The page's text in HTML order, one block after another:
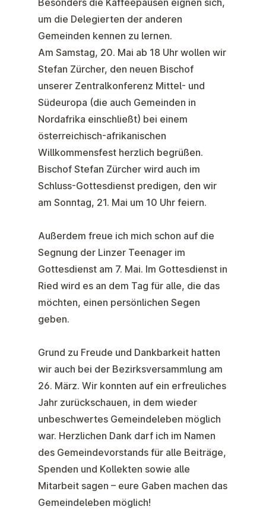
um die Delegierten der anderen
Gemeinden kennen zu lernen.
Am Samstag, 20. Mai ab 18 Uhr wollen wir
Stefan Zürcher, den neuen Bischof
unserer Zentralkonferenz Mittel- und
Südeuropa (die auch Gemeinden in
Nordafrika einschließt) bei einem
österreichisch-afrikanischen
Willkommensfest herzlich begrüßen.
Bischof Stefan Zürcher wird auch im
Schluss-Gottesdienst predigen, den wir
am Sonntag, 21. Mai um 10 Uhr feiern.
Außerdem freue ich mich schon auf die
Segnung der Linzer Teenager im
Gottesdienst am 7. Mai. Im Gottesdienst in
Ried wird es an dem Tag für alle, die das
möchten, einen persönlichen Segen
geben.
Grund zu Freude und Dankbarkeit hatten
wir auch bei der Bezirksversammlung am
26. März. Wir konnten auf ein erfreuliches
Jahr zurückschauen, in dem wieder
unbeschwertes Gemeindeleben möglich
war. Herzlichen Dank darf ich im Namen
des Gemeindevorstands für alle Beiträge,
Spenden und Kollekten sowie alle
Mitarbeit sagen – eure Gaben machen das
Gemeindeleben möglich!